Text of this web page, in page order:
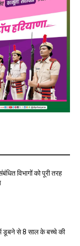
विभागों को पूरी तरह
में डूबने से 8 साल के बच्चे की